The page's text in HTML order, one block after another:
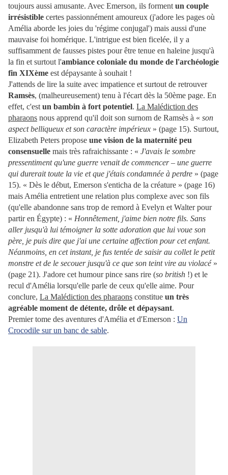
toujours aussi amusante. Avec Emerson, ils forment un couple
irrésistible certes passionnément amoureux (j'adore les pages où
Amélia aborde les joies du 'régime conjugal') mais aussi d'une
mauvaise foi homérique. L'intrigue est bien ficelée, il y a
suffisamment de fausses pistes pour être tenue en haleine jusqu'à
la fin et surtout l'ambiance coloniale du monde de l'archéologie
fin XIXème est dépaysante à souhait !
J'attends de lire la suite avec impatience et surtout de retrouver
Ramsès, (malheureusement) tenu à l'écart dès la 50ème page. En
effet, c'est un bambin à fort potentiel. La Malédiction des
pharaons nous apprend qu'il doit son surnom de Ramsès à « son
aspect belliqueux et son caractère impérieux » (page 15). Surtout,
Elizabeth Peters propose une vision de la maternité peu
consensuelle mais très rafraichissante : « J'avais le sombre
pressentiment qu'une guerre venait de commencer – une guerre
qui durerait toute la vie et que j'étais condamnée à perdre » (page
15). « Dès le début, Emerson s'enticha de la créature » (page 16)
mais Amélia entretient une relation plus complexe avec son fils
(qu'elle abandonne sans trop de remord à Evelyn et Walter pour
partir en Égypte) : « Honnêtement, j'aime bien notre fils. Sans
aller jusqu'à lui témoigner la sotte adoration que lui voue son
père, je puis dire que j'ai une certaine affection pour cet enfant.
Néanmoins, en cet instant, je fus tentée de saisir au collet le petit
monstre et de le secouer jusqu'à ce que son teint vire au violacé»
(page 21). J'adore cet humour pince sans rire (so british !) et le
recul d'Amélia lorsqu'elle parle de ceux qu'elle aime. Pour
conclure, La Malédiction des pharaons constitue un très
agréable moment de détente, drôle et dépaysant.
Premier tome des aventures d'Amélia et d'Emerson : Un
Crocodile sur un banc de sable.